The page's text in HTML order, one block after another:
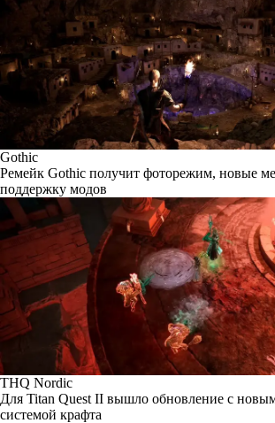
Gothic
Ремейк Gothic получит фоторежим, новые
поддержку модов
THQ Nordic
Для Titan Quest II вышло обновление с
системой крафта